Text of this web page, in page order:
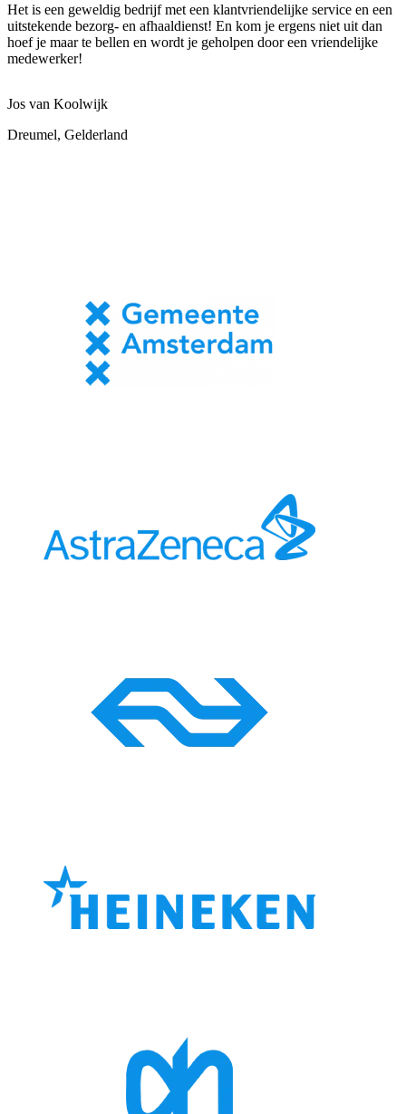
Het is een geweldig bedrijf met een klantvriendelijke service en een
uitstekende bezorg- en afhaaldienst! En kom je ergens niet uit dan
hoef je maar te bellen en wordt je geholpen door een vriendelijke
medewerker!
Jos van Koolwijk
Dreumel, Gelderland